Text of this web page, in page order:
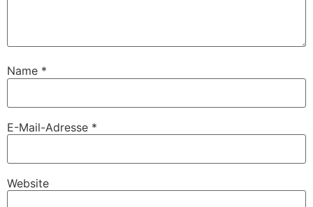
Name *
E-Mail-Adresse *
Website